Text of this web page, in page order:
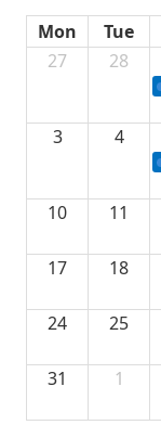
Mon Tue
27
28
3 4
10 11
17 18
24 25
31 1